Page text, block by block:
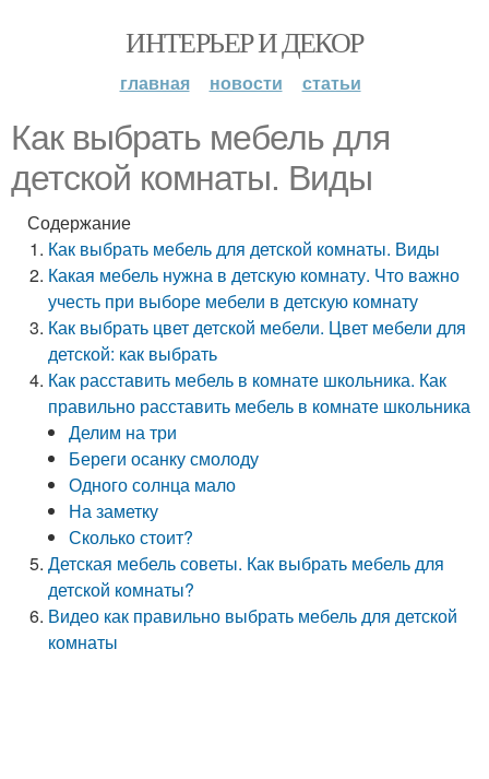
ИНТЕРЬЕР И ДЕКОР
главная новости статьи
Как выбрать мебель для
детской комнаты. Виды
Содержание
Как выбрать мебель для детской комнаты. Виды
Какая мебель нужна в детскую комнату. Что важно
учесть при выборе мебели в детскую комнату
Как выбрать цвет детской мебели. Цвет мебели для
детской: как выбрать
Как расставить мебель в комнате школьника. Как
правильно расставить мебель в комнате школьника
Делим на три
Береги осанку смолоду
Одного солнца мало
На заметку
Сколько стоит?
Детская мебель советы. Как выбрать мебель для
детской комнаты?
Видео как правильно выбрать мебель для детской
комнаты